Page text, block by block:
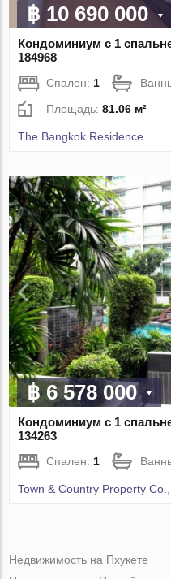
฿ 10 690 000
Кондоминиум с 1
184968
Спален: 1
Площадь:81.06 м²
The Bangkok Residence
฿ 6 578 000
Кондоминиум с 1
134263
Спален: 1
Town & Country Property
Недвижимость на Пхукете